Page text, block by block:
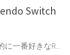
Switch
に一番好きなR...